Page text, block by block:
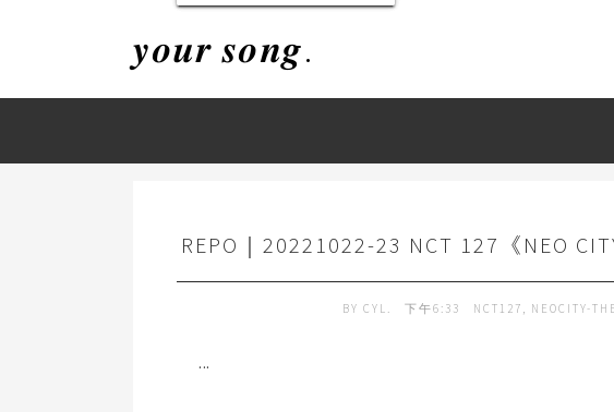
𝒚𝒐𝒖𝒓 𝒔𝒐𝒏𝒈.
REPO｜20221022-23 NCT 127《NEO
BY CYL. 下午6:33 NCT127 , NEOCITY-
...